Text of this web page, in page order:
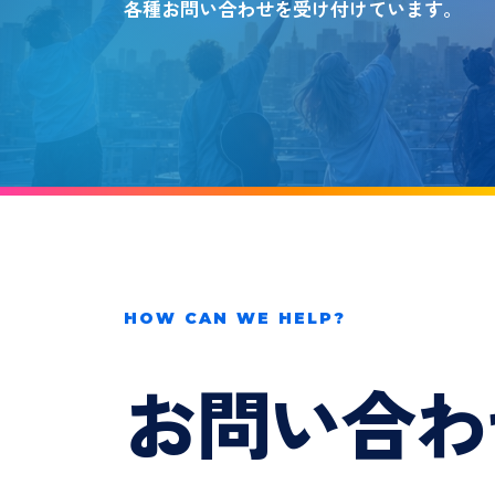
各種お問い合わせを受け付けています。
HOW CAN WE HELP?
お問い合